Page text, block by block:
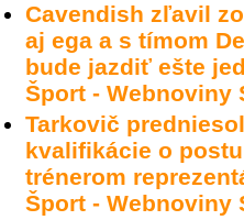
Cavendish zľavil
aj ega a s tímom
bude jazdiť ešte
Šport - Webnoviny
Tarkovič
kvalifikácie o
trénerom
Šport - Webnoviny